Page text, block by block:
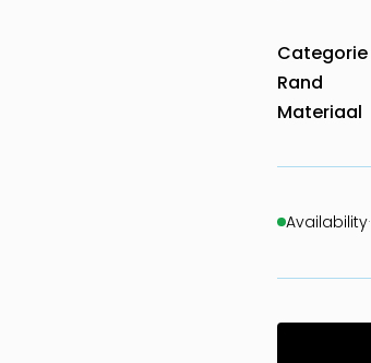
Categorie
Rand
Materiaal
Availability·